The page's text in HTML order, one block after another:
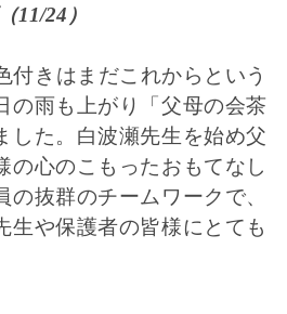
11/24）
付きはまだこれからという
の雨も上がり「父母の会茶
した。白波瀬先生を始め父
の心のこもったおもてなし
の抜群のチームワークで、
生や保護者の皆様にとても